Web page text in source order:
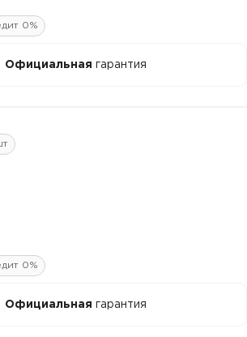
0%
Официальная гарантия
0%
Официальная гарантия